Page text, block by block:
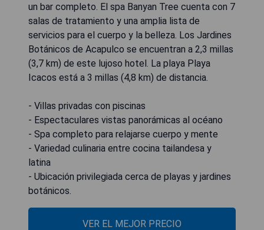
un bar completo. El spa Banyan Tree cuenta con 7
salas de tratamiento y una amplia lista de
servicios para el cuerpo y la belleza. Los Jardines
Botánicos de Acapulco se encuentran a 2,3 millas
(3,7 km) de este lujoso hotel. La playa Playa
Icacos está a 3 millas (4,8 km) de distancia.
- Villas privadas con piscinas
- Espectaculares vistas panorámicas al océano
- Spa completo para relajarse cuerpo y mente
- Variedad culinaria entre cocina tailandesa y
latina
- Ubicación privilegiada cerca de playas y jardines
botánicos.
VER EL MEJOR PRECIO